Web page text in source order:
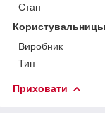
Стан
Виробник
Тип
Приховати